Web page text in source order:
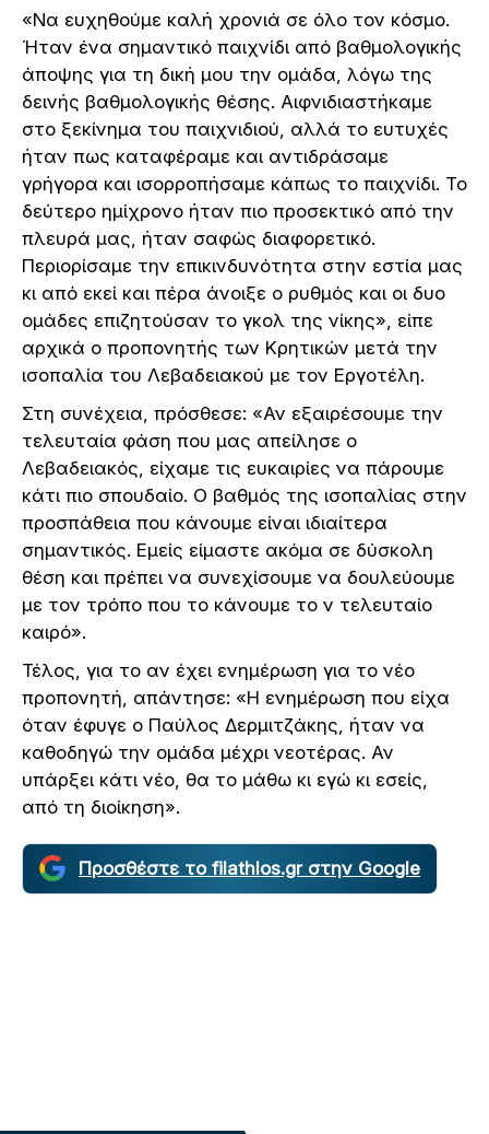
«Να ευχηθούμε καλή χρονιά σε όλο τον κόσμο.
Ήταν ένα σημαντικό παιχνίδι από βαθμολογικής
άποψης για τη δική μου την ομάδα, λόγω της
δεινής βαθμολογικής θέσης. Αιφνιδιαστήκαμε
στο ξεκίνημα του παιχνιδιού, αλλά το ευτυχές
ήταν πως καταφέραμε και αντιδράσαμε
γρήγορα και ισορροπήσαμε κάπως το παιχνίδι. Το
δεύτερο ημίχρονο ήταν πιο προσεκτικό από την
πλευρά μας, ήταν σαφώς διαφορετικό.
Περιορίσαμε την επικινδυνότητα στην εστία μας
κι από εκεί και πέρα άνοιξε ο ρυθμός και οι δυο
ομάδες επιζητούσαν το γκολ της νίκης», είπε
αρχικά ο προπονητής των Κρητικών μετά την
ισοπαλία του Λεβαδειακού με τον Εργοτέλη.
Στη συνέχεια, πρόσθεσε: «Αν εξαιρέσουμε την
τελευταία φάση που μας απείλησε ο
Λεβαδειακός, είχαμε τις ευκαιρίες να πάρουμε
κάτι πιο σπουδαίο. Ο βαθμός της ισοπαλίας στην
προσπάθεια που κάνουμε είναι ιδιαίτερα
σημαντικός. Εμείς είμαστε ακόμα σε δύσκολη
θέση και πρέπει να συνεχίσουμε να δουλεύουμε
με τον τρόπο που το κάνουμε το ν τελευταίο
καιρό».
Τέλος, για το αν έχει ενημέρωση για το νέο
προπονητή, απάντησε: «Η ενημέρωση που είχα
όταν έφυγε ο Παύλος Δερμιτζάκης, ήταν να
καθοδηγώ την ομάδα μέχρι νεοτέρας. Αν
υπάρξει κάτι νέο, θα το μάθω κι εγώ κι εσείς,
από τη διοίκηση».
Προσθέστε το filathlos.gr στην Google